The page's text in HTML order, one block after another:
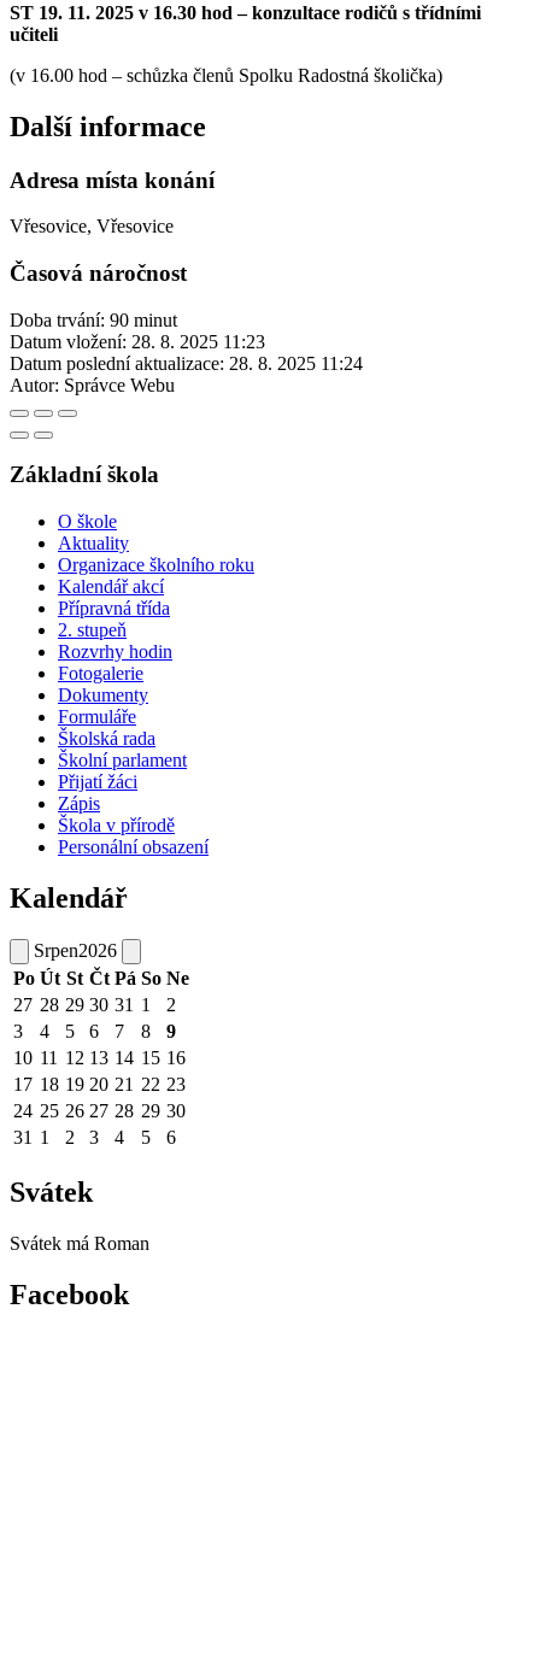
ST 19. 11. 2025 v 16.30 hod – konzultace rodičů s třídními
učiteli
(v 16.00 hod – schůzka členů Spolku Radostná školička)
Další informace
Adresa místa konání
Vřesovice, Vřesovice
Časová náročnost
Doba trvání: 90 minut
Datum vložení: 28. 8. 2025 11:23
Datum poslední aktualizace: 28. 8. 2025 11:24
Autor: Správce Webu
Základní škola
O škole
Aktuality
Organizace školního roku
Kalendář akcí
Přípravná třída
2. stupeň
Rozvrhy hodin
Fotogalerie
Dokumenty
Formuláře
Školská rada
Školní parlament
Přijatí žáci
Zápis
Škola v přírodě
Personální obsazení
Kalendář
Srpen2026
Po Út St Čt Pá So Ne
27 28 29 30 31 1
2
3
4 5 6 7 8
9
10 11 12 13 14 15 16
17 18 19 20 21 22 23
24 25 26 27 28 29 30
31 1 2 3 4 5 6
Svátek
Svátek má Roman
Facebook